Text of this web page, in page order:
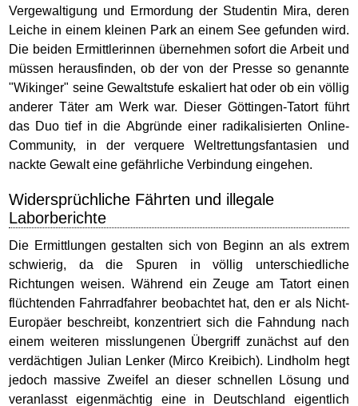
Vergewaltigung und Ermordung der Studentin Mira, deren
Leiche in einem kleinen Park an einem See gefunden wird.
Die beiden Ermittlerinnen übernehmen sofort die Arbeit und
müssen herausfinden, ob der von der Presse so genannte
"Wikinger" seine Gewaltstufe eskaliert hat oder ob ein völlig
anderer Täter am Werk war. Dieser Göttingen-Tatort führt
das Duo tief in die Abgründe einer radikalisierten Online-
Community, in der verquere Weltrettungsfantasien und
nackte Gewalt eine gefährliche Verbindung eingehen.
Widersprüchliche Fährten und illegale
Laborberichte
Die Ermittlungen gestalten sich von Beginn an als extrem
schwierig, da die Spuren in völlig unterschiedliche
Richtungen weisen. Während ein Zeuge am Tatort einen
flüchtenden Fahrradfahrer beobachtet hat, den er als Nicht-
Europäer beschreibt, konzentriert sich die Fahndung nach
einem weiteren misslungenen Übergriff zunächst auf den
verdächtigen Julian Lenker (Mirco Kreibich). Lindholm hegt
jedoch massive Zweifel an dieser schnellen Lösung und
veranlasst eigenmächtig eine in Deutschland eigentlich